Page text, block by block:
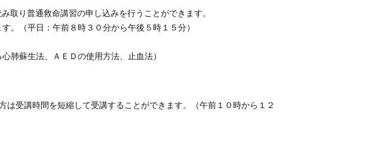
取り普通救命講習の申し込みを行うことができます。
。（平日：午前８時３０分から午後５時１５分）
肺蘇生法、ＡＥＤの使用方法、止血法）
受講時間を短縮して受講することができます。（午前１０時から１２